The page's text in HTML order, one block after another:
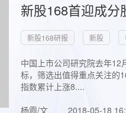
新股168首迎成
新股168研报 新股
中国上市公司研究院去年
标，筛选出值得重点关注的
指数累计上涨8....
杨霞/文
2018-05-18